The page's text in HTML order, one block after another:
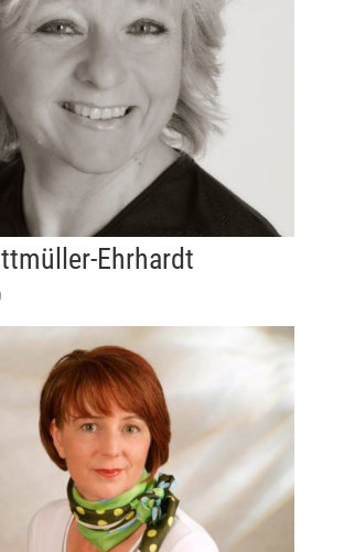
Ehrhardt